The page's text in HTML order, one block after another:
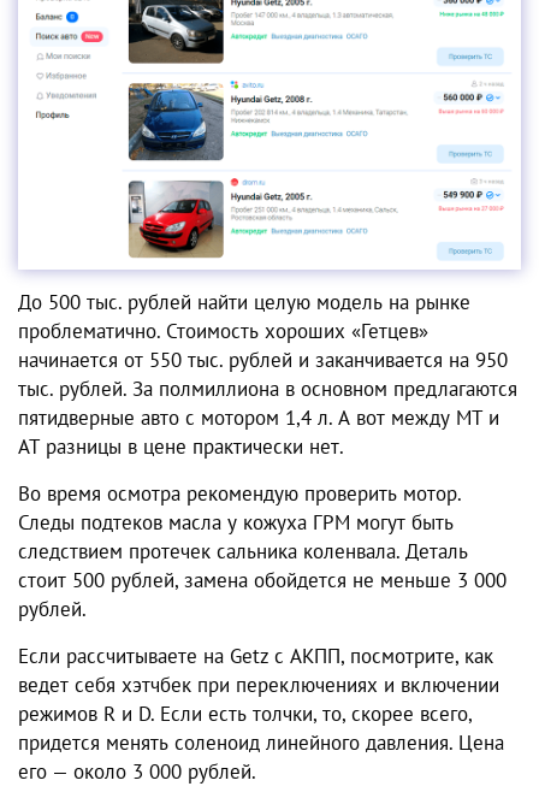
До 500 тыс. рублей найти целую модель на рынке
проблематично. Стоимость хороших «Гетцев»
начинается от 550 тыс. рублей и заканчивается на 950
тыс. рублей. За полмиллиона в основном предлагаются
пятидверные авто с мотором 1,4 л. А вот между МТ и
АТ разницы в цене практически нет.
Во время осмотра рекомендую проверить мотор.
Следы подтеков масла у кожуха ГРМ могут быть
следствием протечек сальника коленвала. Деталь
стоит 500 рублей, замена обойдется не меньше 3 000
рублей.
Если рассчитываете на Getz с АКПП, посмотрите, как
ведет себя хэтчбек при переключениях и включении
режимов R и D. Если есть толчки, то, скорее всего,
придется менять соленоид линейного давления. Цена
его — около 3 000 рублей.